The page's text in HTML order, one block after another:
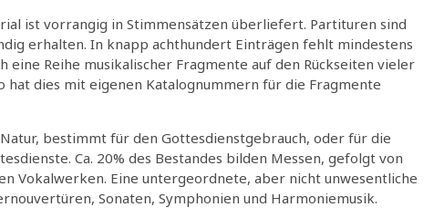
ist vorrangig in Stimmensätzen überliefert. Partituren sind
erhalten. In knapp achthundert Einträgen fehlt mindestens
eine Reihe musikalischer Fragmente auf den Rückseiten vieler
hat dies mit eigenen Katalognummern für die Fragmente
bestimmt für den Gottesdienstgebrauch, oder für die
Ca. 20% des Bestandes bilden Messen, gefolgt von
Vokalwerken. Eine untergeordnete, aber nicht unwesentliche
Sonaten, Symphonien und Harmoniemusik.